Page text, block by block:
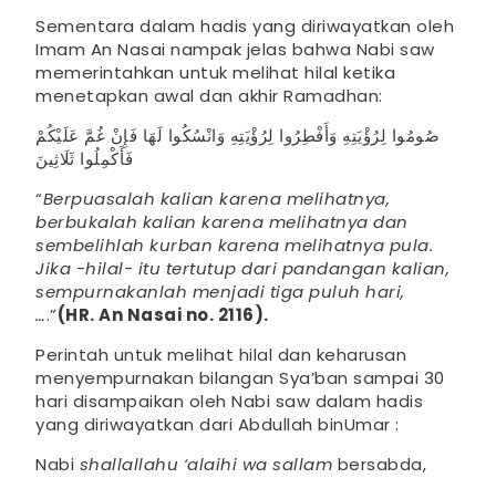
Sementara dalam hadis yang diriwayatkan oleh
Imam An Nasai nampak jelas bahwa Nabi saw
memerintahkan untuk melihat hilal ketika
menetapkan awal dan akhir Ramadhan:
صُومُوا لِرُؤْيَتِهِ وَأَفْطِرُوا لِرُؤْيَتِهِ وَانْسُكُوا لَهَا فَإِنْ غُمَّ عَلَيْكُمْ
فَأَكْمِلُوا ثَلَاثِينَ
“Berpuasalah kalian karena melihatnya,
berbukalah kalian karena melihatnya dan
sembelihlah kurban karena melihatnya pula.
Jika -hilal- itu tertutup dari pandangan kalian,
sempurnakanlah menjadi tiga puluh hari,
….”(HR. An Nasai no. 2116).
Perintah untuk melihat hilal dan keharusan
menyempurnakan bilangan Sya’ban sampai 30
hari disampaikan oleh Nabi saw dalam hadis
yang diriwayatkan dari Abdullah binUmar :
Nabi shallallahu ‘alaihi wa sallam bersabda,